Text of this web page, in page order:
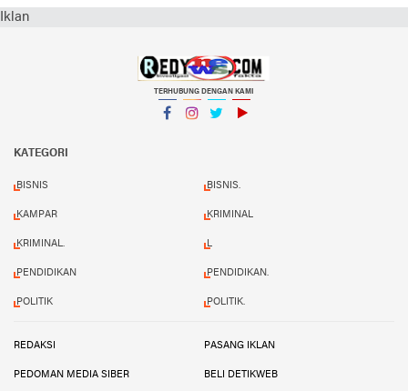
Iklan
TERHUBUNG DENGAN KAMI
KATEGORI
BISNIS BISNIS.
KAMPAR KRIMINAL
KRIMINAL. L
PENDIDIKAN PENDIDIKAN.
POLITIK POLITIK.
REDAKSI PASANG IKLAN
PEDOMAN MEDIA SIBER BELI DETIKWEB